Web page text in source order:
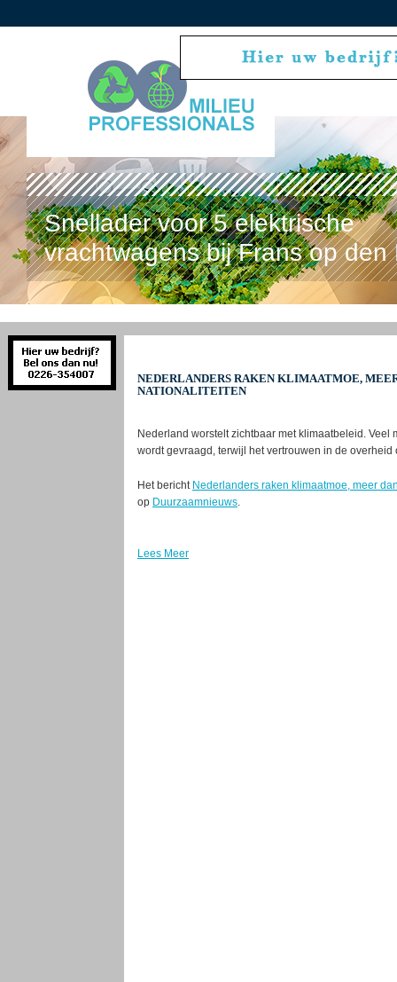
Snellader voor 5 elektrische
vrachtwagens bij Frans op den
NEDERLANDERS RAKEN KLIMAATMOE,
NATIONALITEITEN
Nederland worstelt zichtbaar met klimaatbeleid. Veel
wordt gevraagd, terwijl het vertrouwen in de
Het bericht Nederlanders raken klimaatmoe, meer
op Duurzaamnieuws.
Lees Meer